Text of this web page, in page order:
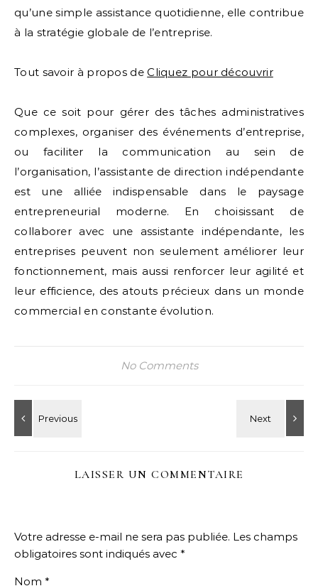
qu’une simple assistance quotidienne, elle contribue
à la stratégie globale de l’entreprise.
Tout savoir à propos deCliquez pour découvrir
Que ce soit pour gérer des tâches administratives
complexes, organiser des événements d’entreprise,
ou faciliter la communication au sein de
l’organisation, l’assistante de direction indépendante
est une alliée indispensable dans le paysage
entrepreneurial moderne. En choisissant de
collaborer avec une assistante indépendante, les
entreprises peuvent non seulement améliorer leur
fonctionnement, mais aussi renforcer leur agilité et
leur efficience, des atouts précieux dans un monde
commercial en constante évolution.
No Comments
LAISSER UN COMMENTAIRE
Votre adresse e-mail ne sera pas publiée. Les champs
obligatoires sont indiqués avec *
Nom *